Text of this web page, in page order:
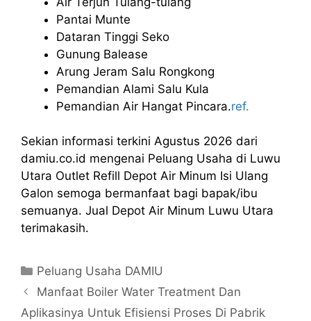
Pantai Munte
Dataran Tinggi Seko
Gunung Balease
Arung Jeram Salu Rongkong
Pemandian Alami Salu Kula
Pemandian Air Hangat Pincara.ref.
Sekian informasi terkini Agustus 2026 dari
damiu.co.id mengenai Peluang Usaha di Luwu
Utara Outlet Refill Depot Air Minum Isi Ulang
Galon semoga bermanfaat bagi bapak/ibu
semuanya. Jual Depot Air Minum Luwu Utara
terimakasih.
Kategori
Peluang Usaha DAMIU
Manfaat Boiler Water Treatment Dan
Aplikasinya Untuk Efisiensi Proses Di Pabrik